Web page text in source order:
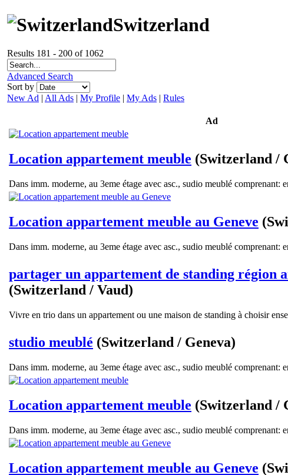
Switzerland
Results 181 - 200 of 1062
Advanced Search
Sort by
New Ad | All Ads | My Profile | My Ads | Rules
Ad
Location appartement meuble (Switzerland /
Dans imm. moderne, au 3eme étage avec asc., sudio meublé comprenant:
Location appartement meuble au Geneve
Dans imm. moderne, au 3eme étage avec asc., sudio meublé comprenant:
partager un appartement de standing région
(Switzerland / Vaud)
Vivre en trio dans un appartement ou une maison de standing à choisir
studio meublé (Switzerland / Geneva)
Dans imm. moderne, au 3eme étage avec asc., sudio meublé comprenant:
Location appartement meuble (Switzerland /
Dans imm. moderne, au 3eme étage avec asc., sudio meublé comprenant:
Location appartement meuble au Geneve